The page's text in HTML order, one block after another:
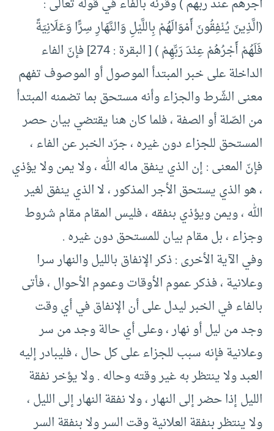
أجرهم عند ربهم ) وقرنه بالفاء في قوله تعالى :
(الَّذِينَ يُنْفِقُونَ أَمْوَالَهُمْ بِاللَّيْلِ وَالنَّهَارِ سِرًّا وَعَلَانِيَةً
فَلَهُمْ أَجْرُهُمْ عِنْدَ رَبِّهِمْ ) [ البقرة : 274] فإنّ الفاء
الداخلة على خبر المبتدأ الموصول أو الموصوف تفهم
معنى الشّرط والجزاء وأنه مستحق بما تضمنه المبتدأ
من الصّلة أو الصفة ، فلما كان هنا يقتضي بيان حصر
المستحق للجزاء دون غيره ، جرّد الخبر عن الفاء ،
فإنّ المعنى : إن الذي ينفق ماله الله ، ولا يمن ولا يؤذي
، هو الذي يستحق الأجر المذكور ، لا الذي ينفق لغير
الله ، ويمن ويؤذي بنفقه ، فليس المقام مقام شروط
وجزاء ، بل مقام بيان للمستحق دون غيره .
وفي الآية الأخرى : ذكر الإنفاق بالليل والنهار سرا
وعلانية ، فذكر عموم الأوقات وعموم الأحوال ، فأتى
بالفاء في الخبر ليدل على أن الإنفاق في أي وقت
وجد من ليل أو نهار ، وعلى أي حالة وجد من سر
وعلانية فإنه سبب للجزاء على كل حال ، فليبادر إليه
العبد ولا ينتظر به غير وقته وحاله . ولا يؤخر نفقة
الليل إذا حضر إلى النهار ، ولا نفقة النهار إلى الليل ،
ولا ينتظر بنفقة العلانية وقت السر ولا بنفقة السر